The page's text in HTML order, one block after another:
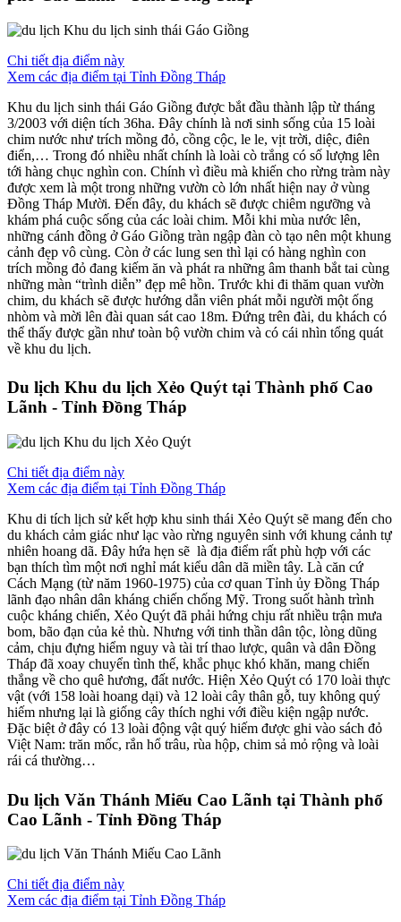
Chi tiết địa điểm này
Xem các địa điểm tại Tỉnh Đồng Tháp
Khu du lịch sinh thái Gáo Giồng được bắt đầu thành lập từ tháng
3/2003 với diện tích 36ha. Đây chính là nơi sinh sống của 15 loài
chim nước như trích mồng đỏ, cồng cộc, le le, vịt trời, diệc, điên
điển,… Trong đó nhiều nhất chính là loài cò trắng có số lượng lên
tới hàng chục nghìn con. Chính vì điều mà khiến cho rừng tràm này
được xem là một trong những vườn cò lớn nhất hiện nay ở vùng
Đồng Tháp Mười. Đến đây, du khách sẽ được chiêm ngưỡng và
khám phá cuộc sống của các loài chim. Mỗi khi mùa nước lên,
những cánh đồng ở Gáo Giồng tràn ngập đàn cò tạo nên một khung
cảnh đẹp vô cùng. Còn ở các lung sen thì lại có hàng nghìn con
trích mồng đỏ đang kiếm ăn và phát ra những âm thanh bắt tai cùng
những màn “trình diễn” đẹp mê hồn. Trước khi đi thăm quan vườn
chim, du khách sẽ được hướng dẫn viên phát mỗi người một ống
nhòm và mời lên đài quan sát cao 18m. Đứng trên đài, du khách có
thể thấy được gần như toàn bộ vườn chim và có cái nhìn tổng quát
về khu du lịch.
Du lịch Khu du lịch Xẻo Quýt tại Thành phố Cao
Lãnh - Tỉnh Đồng Tháp
Chi tiết địa điểm này
Xem các địa điểm tại Tỉnh Đồng Tháp
Khu di tích lịch sử kết hợp khu sinh thái Xẻo Quýt sẽ mang đến cho
du khách cảm giác như lạc vào rừng nguyên sinh với khung cảnh tự
nhiên hoang dã. Đây hứa hẹn sẽ là địa điểm rất phù hợp với các
bạn thích tìm một nơi nghỉ mát kiểu dân dã miền tây. Là căn cứ
Cách Mạng (từ năm 1960-1975) của cơ quan Tỉnh ủy Đồng Tháp
lãnh đạo nhân dân kháng chiến chống Mỹ. Trong suốt hành trình
cuộc kháng chiến, Xẻo Quýt đã phải hứng chịu rất nhiều trận mưa
bom, bão đạn của kẻ thù. Nhưng với tinh thần dân tộc, lòng dũng
cảm, chịu đựng hiểm nguy và tài trí thao lược, quân và dân Đồng
Tháp đã xoay chuyển tình thế, khắc phục khó khăn, mang chiến
thắng về cho quê hương, đất nước. Hiện Xẻo Quýt có 170 loài thực
vật (với 158 loài hoang dại) và 12 loài cây thân gỗ, tuy không quý
hiếm nhưng lại là giống cây thích nghi với điều kiện ngập nước.
Đặc biệt ở đây có 13 loài động vật quý hiếm được ghi vào sách đỏ
Việt Nam: trăn mốc, rắn hổ trâu, rùa hộp, chim sả mỏ rộng và loài
rái cá thường…
Du lịch Văn Thánh Miếu Cao Lãnh tại Thành phố
Cao Lãnh - Tỉnh Đồng Tháp
Chi tiết địa điểm này
Xem các địa điểm tại Tỉnh Đồng Tháp